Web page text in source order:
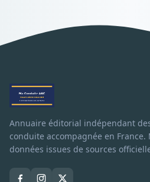
Annuaire éditorial indépendant
conduite accompagnée en
données issues de sources